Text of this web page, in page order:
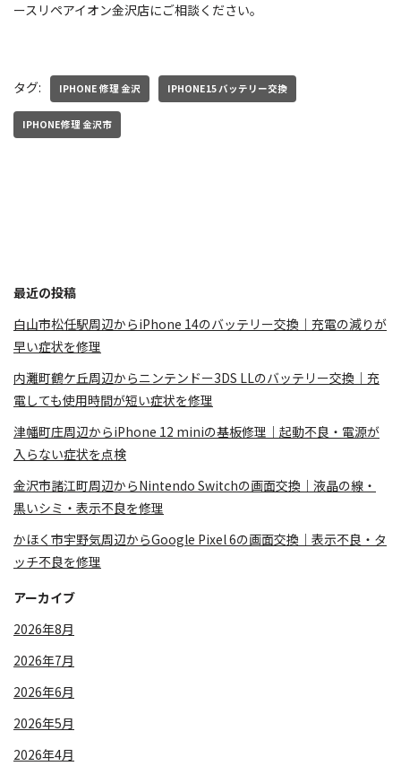
ースリペアイオン金沢店にご相談ください。
タグ: IPHONE 修理 金沢 IPHONE15 バッテリー交換
IPHONE修理 金沢市
最近の投稿
白山市松任駅周辺からiPhone 14のバッテリー交換｜充電の減りが
早い症状を修理
内灘町鶴ケ丘周辺からニンテンドー3DS LLのバッテリー交換｜充
電しても使用時間が短い症状を修理
津幡町庄周辺からiPhone 12 miniの基板修理｜起動不良・電源が
入らない症状を点検
金沢市諸江町周辺からNintendo Switchの画面交換｜液晶の線・
黒いシミ・表示不良を修理
かほく市宇野気周辺からGoogle Pixel 6の画面交換｜表示不良・タ
ッチ不良を修理
アーカイブ
2026年8月
2026年7月
2026年6月
2026年5月
2026年4月